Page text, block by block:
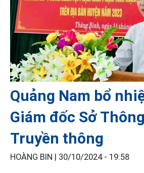
Quảng Nam bổ
Giám đốc Sở
Truyền thông
HOÀNG BIN | 30/10/2024 - 19:58